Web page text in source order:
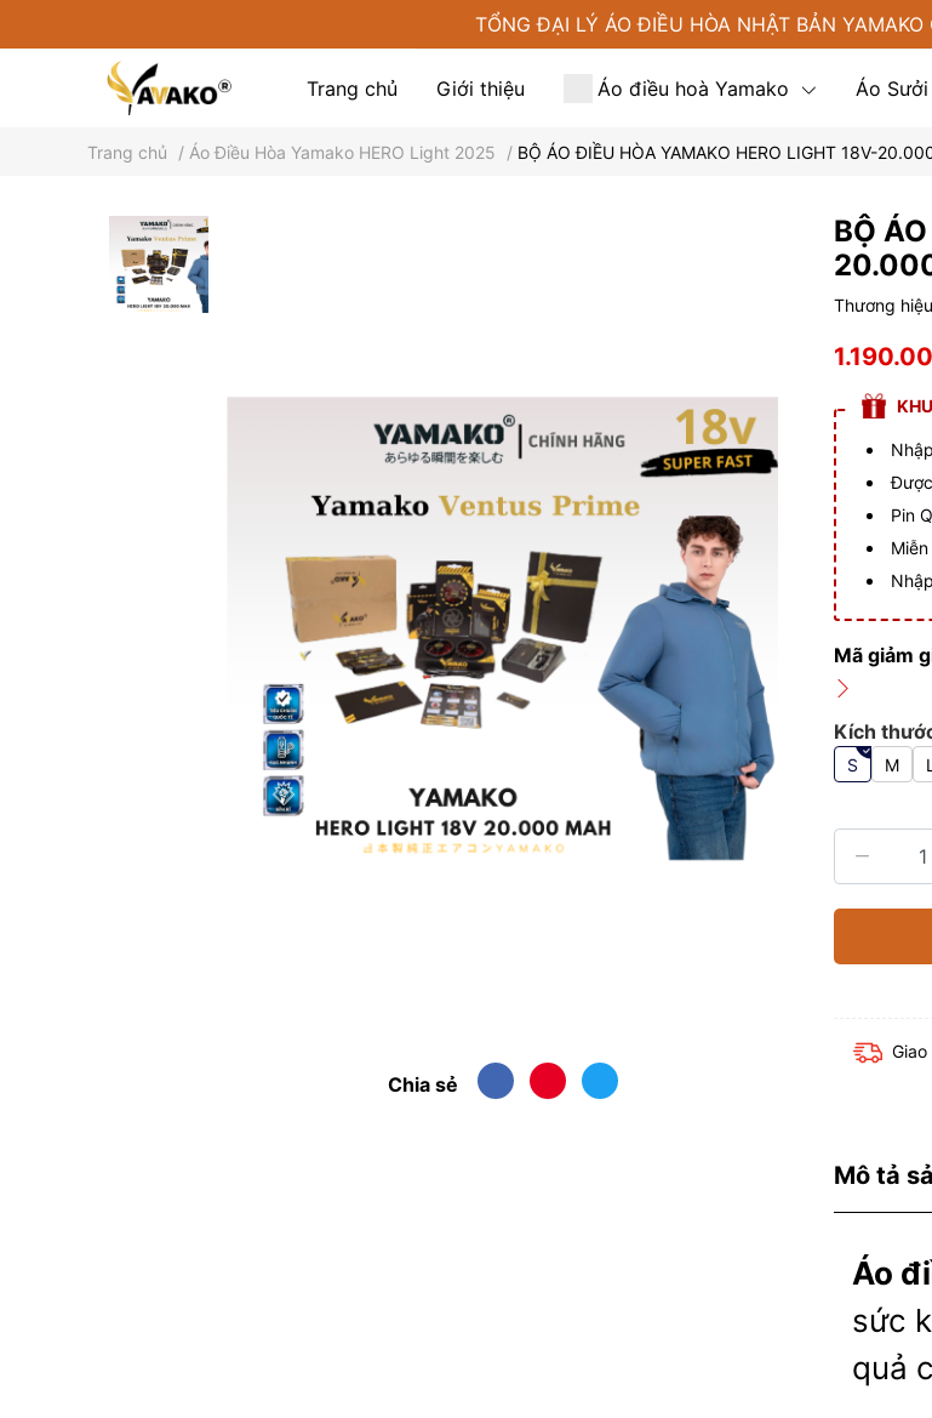
TỔNG ĐẠI LÝ ÁO ĐIỀU HÒA NHẬT BẢN
Trang chủ Giới thiệu Áo điều hoà Yamako Áo
Phụ kiện tại Yamako
Trang chủ / Áo Điều Hòa Yamako HERO Light 2025 / BỘ ÁO ĐIỀU HÒA YAMAKO HERO LIGHT 18V-
Chia sẻ
BỘ
Thương
Pin
Mã giảm
Kích
S M L
Mô tả
Áo
sức
quả